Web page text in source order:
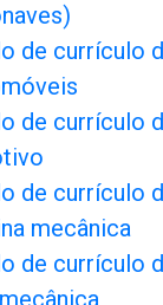
de currículo
de currículo
de currículo
mecânica
de currículo